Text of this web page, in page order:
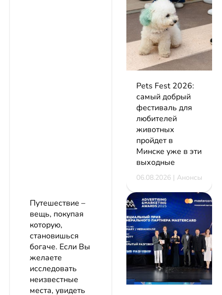
Путешествие –
вещь, покупая
которую,
становишься
богаче. Если Вы
желаете
исследовать
неизвестные
места, увидеть
Pets Fest 2026:
самый добрый
фестиваль для
любителей
животных
пройдет в
Минске уже в эти
выходные
06.08.2026 | Анонсы